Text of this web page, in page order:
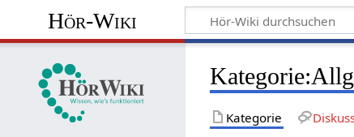
Hör-Wiki
Kategorie:
Kategorie